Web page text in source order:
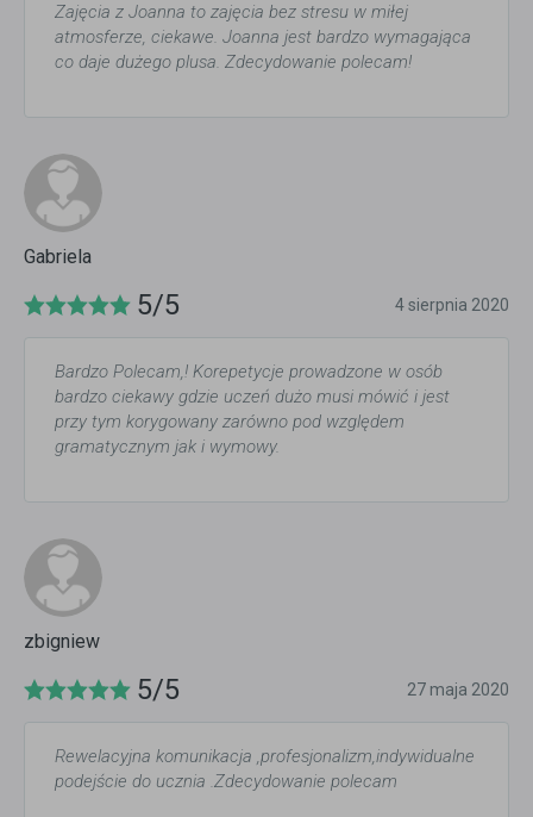
Zajęcia z Joanna to zajęcia bez stresu w miłej
atmosferze, ciekawe. Joanna jest bardzo wymagająca
co daje dużego plusa. Zdecydowanie polecam!
Gabriela
5/5 4 sierpnia 2020
Bardzo Polecam,! Korepetycje prowadzone w osób
bardzo ciekawy gdzie uczeń dużo musi mówić i jest
przy tym korygowany zarówno pod względem
gramatycznym jak i wymowy.
zbigniew
5/5 27 maja 2020
Rewelacyjna komunikacja ,profesjonalizm,indywidualne
podejście do ucznia .Zdecydowanie polecam